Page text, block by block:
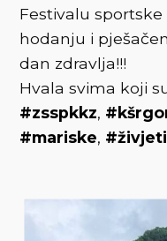
Festivalu
hodanju i
dan zdravlja!!!
Hvala svima koji
#zsspkkz,
#mariske,